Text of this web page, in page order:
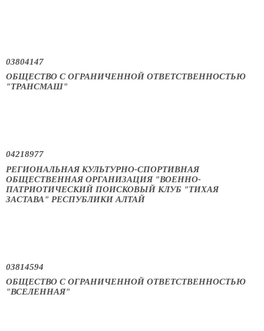
03804147
ОБЩЕСТВО С ОГРАНИЧЕННОЙ ОТВЕТСТВЕННОСТЬЮ
"ТРАНСМАШ"
04218977
РЕГИОНАЛЬНАЯ КУЛЬТУРНО-СПОРТИВНАЯ
ОБЩЕСТВЕННАЯ ОРГАНИЗАЦИЯ "ВОЕННО-
ПАТРИОТИЧЕСКИЙ ПОИСКОВЫЙ КЛУБ "ТИХАЯ
ЗАСТАВА" РЕСПУБЛИКИ АЛТАЙ
03814594
ОБЩЕСТВО С ОГРАНИЧЕННОЙ ОТВЕТСТВЕННОСТЬЮ
"ВСЕЛЕННАЯ"